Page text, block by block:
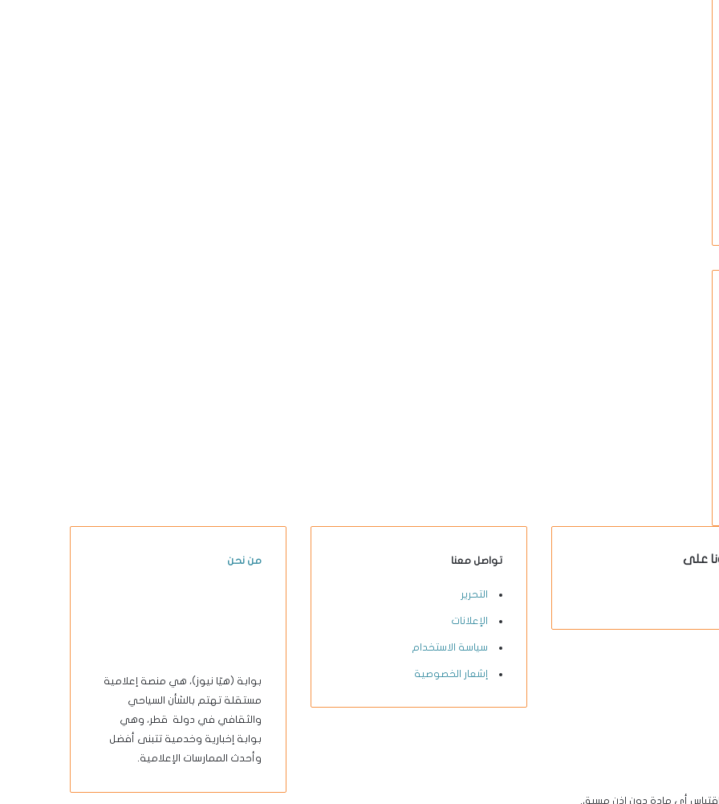
من نحن
بوابة (هيّا نيوز)، هي منصة إعلامية
مستقلة تهتم بالشأن السياحي
والثقافي في دولة قطر، وهي
بوابة إخبارية وخدمية تتبنى أفضل
وأحدث الممارسات الإعلامية.
تواصل معنا
التحرير
الإعلانات
سياسة الاستخدام
إشعار الخصوصية
على